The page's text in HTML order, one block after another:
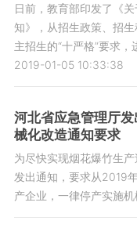
日前，教育部印发了《
知》，从招生政策、招
主招生的“十严格”要求，
2019-01-05 10:33:38
河北省应急管理厅
械化改造通知要求
为尽快实现烟花爆竹生
发出通知，要求从2019
产企业，一律停产实施机